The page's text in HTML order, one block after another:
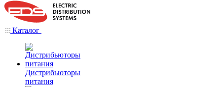
Каталог
Дистрибьюторы
питания